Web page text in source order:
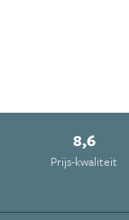
8,6
Prijs-kwaliteit